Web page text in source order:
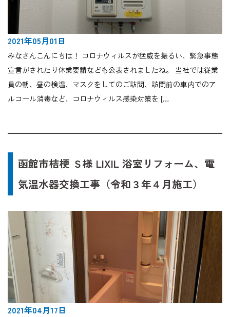
2021年05月01日
みなさんこんにちは！ コロナウィルスが猛威を振るい、緊急事態
宣言がされたり休業要請なども公表されましたね。 当社では従業
員の朝、昼の検温、マスクをしてのご訪問、訪問前の車内でのア
ルコール消毒など、コロナウィルス感染対策を […
函館市桔梗 Ｓ様 LIXIL 浴室リフォーム、電
気温水器交換工事（令和３年４月施工）
2021年04月17日